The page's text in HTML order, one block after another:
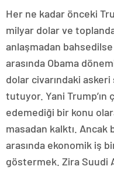
Her ne kadar önceki
milyar dolar ve
anlaşmadan
arasında Obama
dolar civarındaki
tutuyor. Yani
edemediği bir konu
masadan kalktı. Ancak
arasında ekonomik iş
göstermek. Zira Suudi